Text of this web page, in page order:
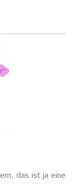
das ist ja eine